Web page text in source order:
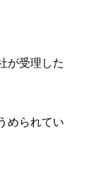
が受理した
められてい